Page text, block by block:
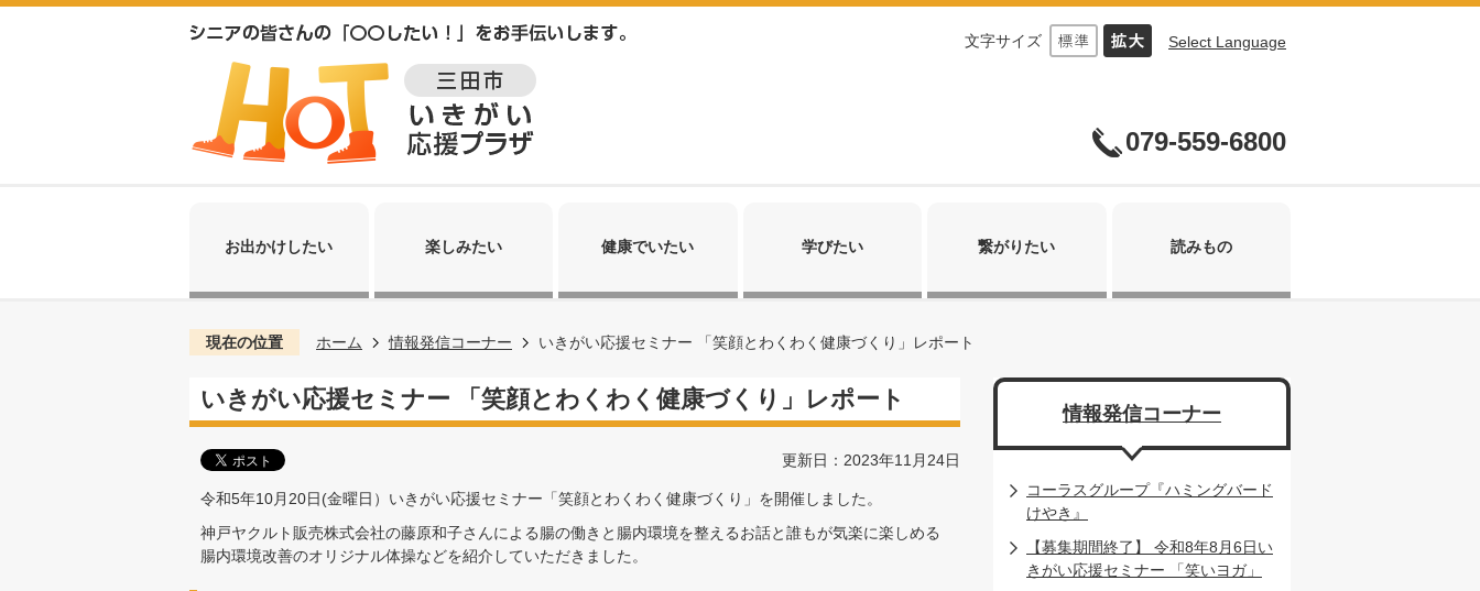
文字サイズ Select Language
079-559-6800
お出かけしたい 楽しみたい 健康でいたい 学びたい 繋がりたい 読みもの
現在の位置 ホーム 情報発信コーナー いきがい応援セミナー 「笑顔とわくわく健康づくり」レポート
いきがい応援セミナー 「笑顔とわくわく健康づくり」レポート
更新日：2023年11月24日
令和5年10月20日(金曜日）いきがい応援セミナー「笑顔とわくわく健康づくり」を開催しました。
神戸ヤクルト販売株式会社の藤原和子さんによる腸の働きと腸内環境を整えるお話と誰もが気楽に楽しめる
腸内環境改善のオリジナル体操などを紹介していただきました。
情報発信コーナー
コーラスグループ『ハミングバード
けやき』
【募集期間終了】 令和8年8月6日い
きがい応援セミナー 「笑いヨガ」